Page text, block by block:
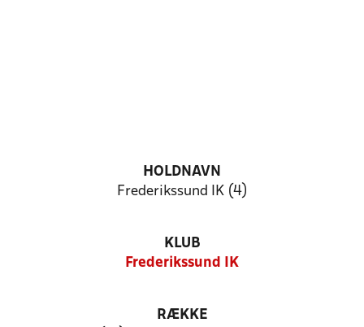
HOLDNAVN
Frederikssund IK (4)
KLUB
Frederikssund IK
RÆKKE